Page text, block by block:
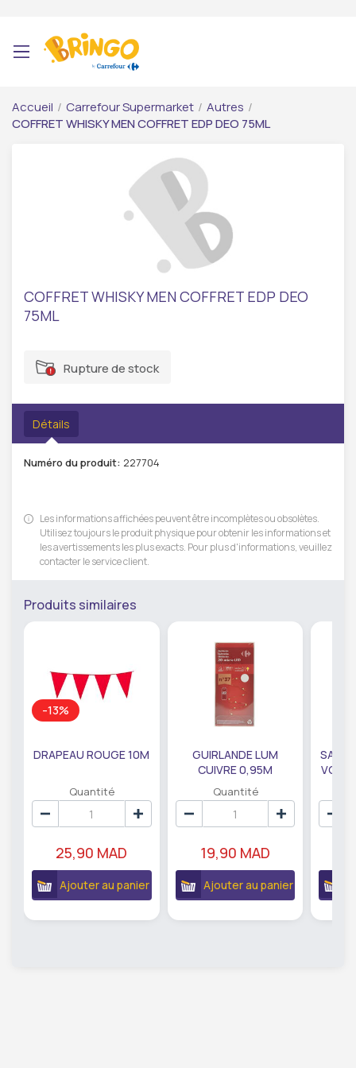
Accueil / Carrefour Supermarket / Autres /
COFFRET WHISKY MEN COFFRET EDP DEO 75ML
COFFRET WHISKY MEN COFFRET EDP DEO
75ML
Rupture de stock
Détails
Numéro du produit: 227704
Les informations affichées peuvent être incomplètes ou obsolètes.
Utilisez toujours le produit physique pour obtenir les informations et
les avertissements les plus exacts. Pour plus d'informations, veuillez
contacter le service client.
Produits similaires
-13%
DRAPEAU ROUGE 10M
Quantité
25,90 MAD
Ajouter au panier
GUIRLANDE LUM
CUIVRE 0,95M
DE79207
Quantité
19,90 MAD
Ajouter au panier